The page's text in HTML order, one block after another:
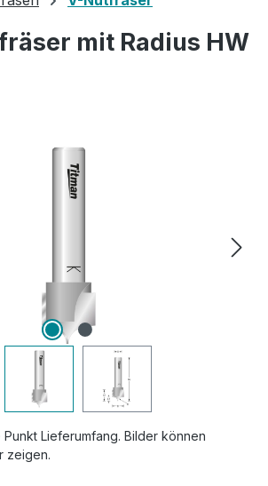
mit Radius HW
Lieferumfang. Bilder können
zeigen.